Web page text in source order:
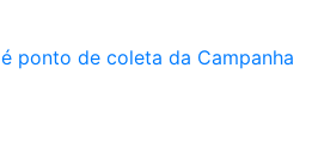
ponto de coleta da Campanha